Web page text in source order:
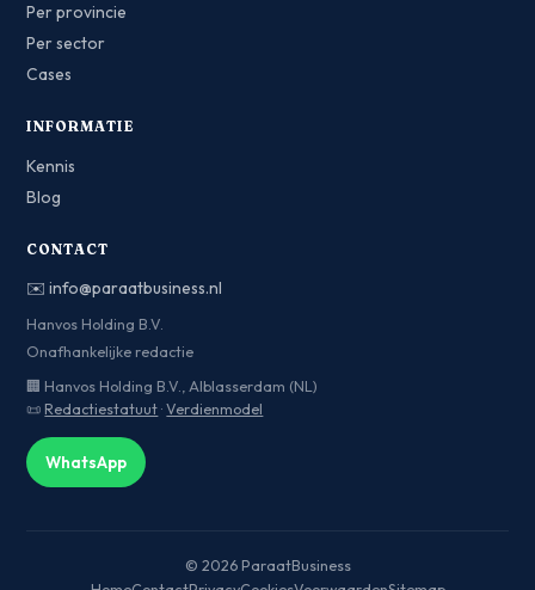
Per provincie
Per sector
Cases
INFORMATIE
Kennis
Blog
CONTACT
✉️info@paraatbusiness.nl
Hanvos Holding B.V.
Onafhankelijke redactie
🏢 Hanvos Holding B.V., Alblasserdam (NL)
📜 Redactiestatuut ·Verdienmodel
WhatsApp
© 2026 ParaatBusiness